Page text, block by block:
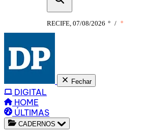
RECIFE, 07/08/2026 ° / °
Fechar
DIGITAL
HOME
ÚLTIMAS
CADERNOS